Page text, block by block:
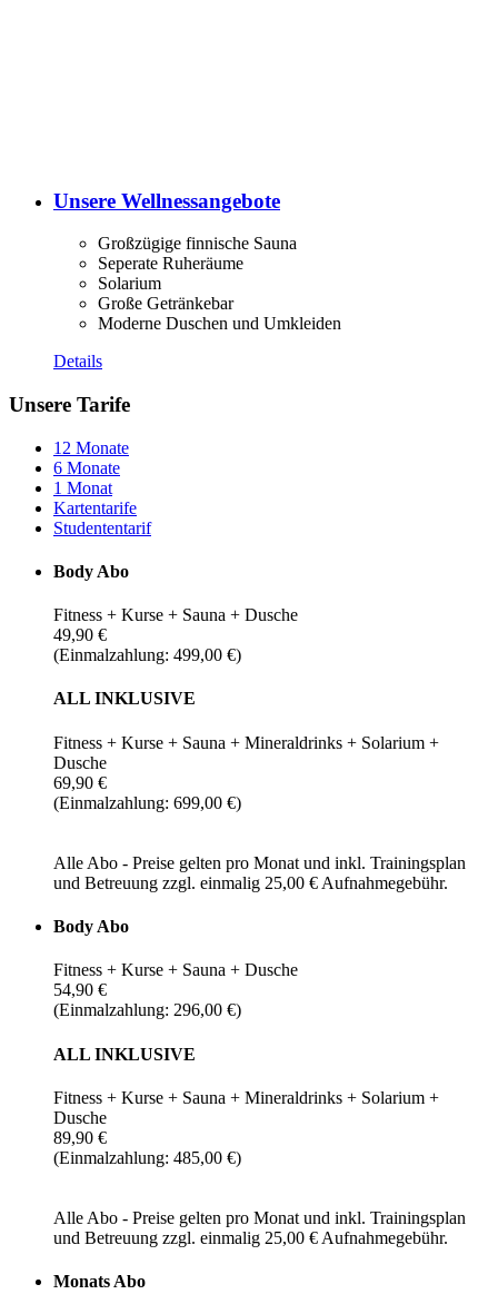
Unsere Wellnessangebote
Großzügige finnische Sauna
Seperate Ruheräume
Solarium
Große Getränkebar
Moderne Duschen und Umkleiden
Details
Unsere Tarife
12 Monate
6 Monate
1 Monat
Kartentarife
Studententarif
Body Abo
Fitness + Kurse + Sauna + Dusche
49,90 €
(Einmalzahlung: 499,00 €)
ALL INKLUSIVE
Fitness + Kurse + Sauna + Mineraldrinks + Solarium +
Dusche
69,90 €
(Einmalzahlung: 699,00 €)
Alle Abo - Preise gelten pro Monat und inkl. Trainingsplan
und Betreuung zzgl. einmalig 25,00 € Aufnahmegebühr.
Body Abo
Fitness + Kurse + Sauna + Dusche
54,90 €
(Einmalzahlung: 296,00 €)
ALL INKLUSIVE
Fitness + Kurse + Sauna + Mineraldrinks + Solarium +
Dusche
89,90 €
(Einmalzahlung: 485,00 €)
Alle Abo - Preise gelten pro Monat und inkl. Trainingsplan
und Betreuung zzgl. einmalig 25,00 € Aufnahmegebühr.
Monats Abo